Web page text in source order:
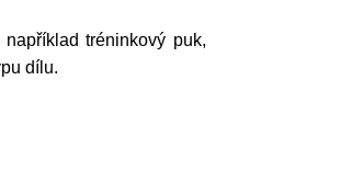
tréninkový puk,
dílu.